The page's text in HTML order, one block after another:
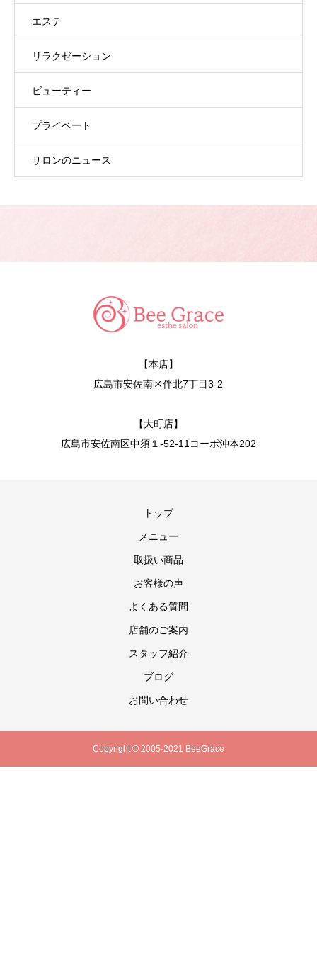
エステ
リラクゼーション
ビューティー
プライベート
サロンのニュース
【本店】
広島市安佐南区伴北7丁目3-2
【大町店】
広島市安佐南区中須１-52-11コーポ沖本202
トップ
メニュー
取扱い商品
お客様の声
よくある質問
店舗のご案内
スタッフ紹介
ブログ
お問い合わせ
Copyright © 2005-2021 BeeGrace